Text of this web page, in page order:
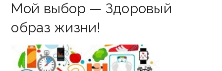
Мой выбор — Здоровый
образ жизни!